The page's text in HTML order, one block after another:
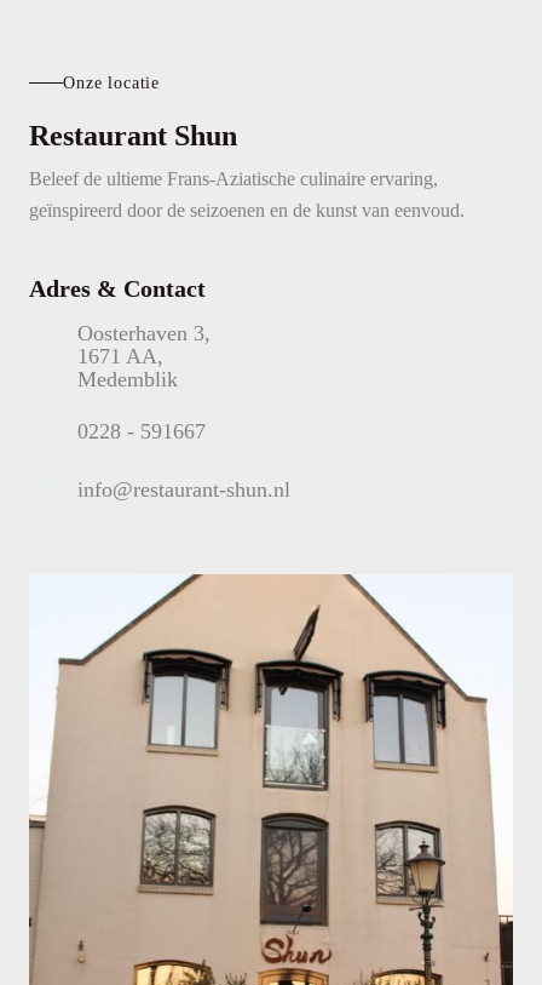
Onze locatie
Restaurant Shun
Beleef de ultieme Frans-Aziatische culinaire ervaring,
geïnspireerd door de seizoenen en de kunst van eenvoud.
Adres & Contact
Oosterhaven 3,
1671 AA,
Medemblik
0228 - 591667
info@restaurant-shun.nl